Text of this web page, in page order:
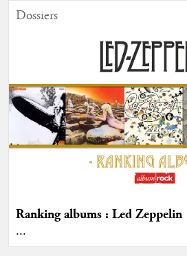
Dossiers
Ranking albums : Led Zeppelin
...